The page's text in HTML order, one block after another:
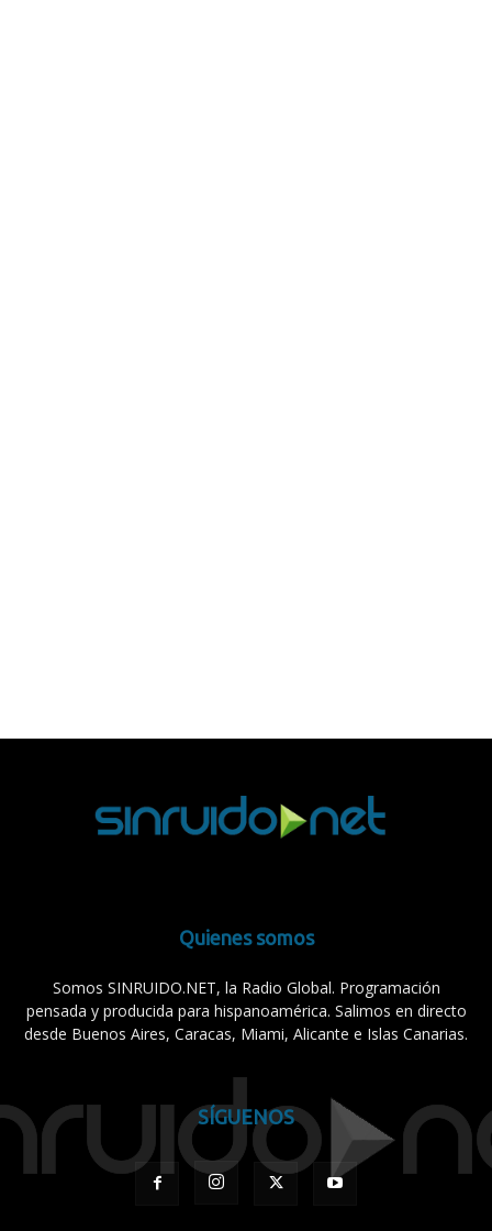
Quienes somos
Somos SINRUIDO.NET, la Radio Global. Programación
pensada y producida para hispanoamérica. Salimos en directo
desde Buenos Aires, Caracas, Miami, Alicante e Islas Canarias.
SÍGUENOS